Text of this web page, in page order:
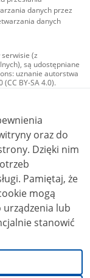
danych przez
danych
(z
są udostępniane
uznanie autorstwa
BY-SA 4.0).
zdjęcia, materiały
licencji typu
użycie
4.0 (CC BY-
inaczej.
oraz do
nim
że
mogą
lub
stanowić